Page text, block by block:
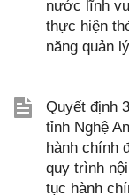
nước lĩnh
thực hiện
năng quản
Quyết định
tỉnh Nghệ
hành chính
quy trình
tục hành